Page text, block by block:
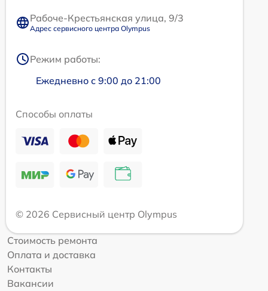
Рабоче-Крестьянская улица, 9/3
Адрес сервисного центра Olympus
Режим работы:
Ежедневно с 9:00 до 21:00
Способы оплаты
© 2026 Сервисный центр Olympus
Стоимость ремонта
Оплата и доставка
Контакты
Вакансии